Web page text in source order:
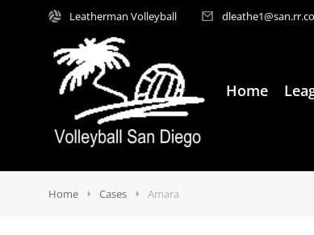
Leatherman Volleyball
Home
Home Cases Amara